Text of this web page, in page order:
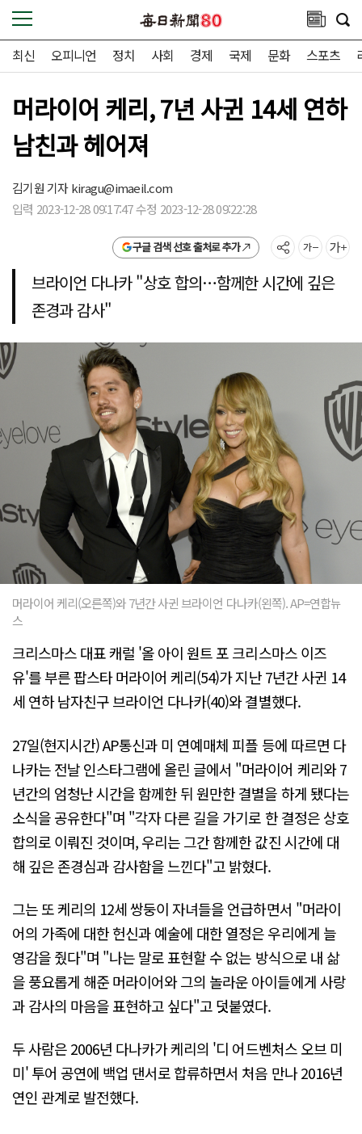
최신 오피니언 정치 사회 경제 국제 문화 스포츠
머라이어 케리, 7년 사귄 14세 연하
남친과 헤어져
김기원 기자kiragu@imaeil.com
입력 2023-12-28 09:17:47 수정 2023-12-28 09:22:28
구글 검색 선호 출처로 추가
브라이언 다나카 "상호 합의…함께한 시간에 깊은
존경과 감사"
머라이어 케리(오른쪽)와 7년간 사귄 브라이언 다나카(왼쪽). AP=연합뉴
스
크리스마스 대표 캐럴 '올 아이 원트 포 크리스마스 이즈
유'를 부른 팝스타 머라이어 케리(54)가 지난 7년간 사귄 14
세 연하 남자친구 브라이언 다나카(40)와 결별했다.
27일(현지시간) AP통신과 미 연예매체 피플 등에 따르면 다
나카는 전날 인스타그램에 올린 글에서 "머라이어 케리와 7
년간의 엄청난 시간을 함께한 뒤 원만한 결별을 하게 됐다는
소식을 공유한다"며 "각자 다른 길을 가기로 한 결정은 상호
합의로 이뤄진 것이며, 우리는 그간 함께한 값진 시간에 대
해 깊은 존경심과 감사함을 느낀다"고 밝혔다.
그는 또 케리의 12세 쌍둥이 자녀들을 언급하면서 "머라이
어의 가족에 대한 헌신과 예술에 대한 열정은 우리에게 늘
영감을 줬다"며 "나는 말로 표현할 수 없는 방식으로 내 삶
을 풍요롭게 해준 머라이어와 그의 놀라운 아이들에게 사랑
과 감사의 마음을 표현하고 싶다"고 덧붙였다.
두 사람은 2006년 다나카가 케리의 '디 어드벤처스 오브 미
미' 투어 공연에 백업 댄서로 합류하면서 처음 만나 2016년
연인 관계로 발전했다.